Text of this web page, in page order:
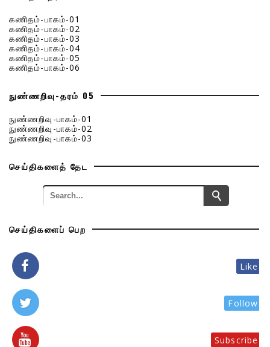
கணிதம்-பாகம்-01
கணிதம்-பாகம்-02
கணிதம்-பாகம்-03
கணிதம்-பாகம்-04
கணிதம்-பாகம்-05
கணிதம்-பாகம்-06
நுண்ணறிவு-தரம் 05
நுண்ணறிவு-பாகம்-01
நுண்ணறிவு-பாகம்-02
நுண்ணறிவு-பாகம்-03
செய்திகளைத் தேட
செய்திகளைப் பெற
Like
Follow
Subscribe